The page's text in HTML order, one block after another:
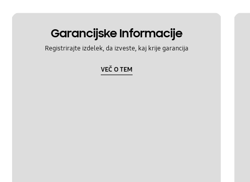
Garancijske Informacije
Registrirajte izdelek, da izveste, kaj krije garancija
VEČ O TEM